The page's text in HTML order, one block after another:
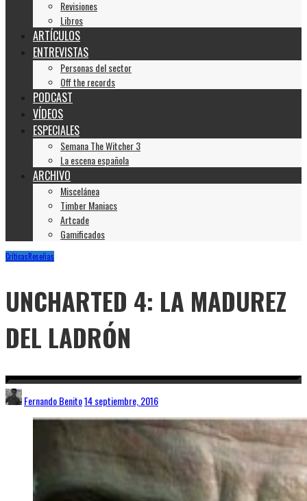
Revisiones
Libros
ARTÍCULOS
ENTREVISTAS
Personas del sector
Off the records
PODCAST
VÍDEOS
ESPECIALES
Semana The Witcher 3
La escena española
ARCHIVO
Miscelánea
Timber Maniacs
Artcade
Gamificados
CríticasReseñas
UNCHARTED 4: LA MADUREZ
DEL LADRÓN
Fernando Benito14 septiembre, 2016